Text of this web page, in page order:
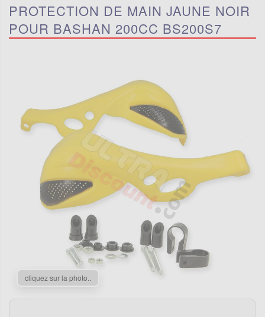
PROTECTION DE MAIN JAUNE NOIR
POUR BASHAN 200CC BS200S7
cliquez sur la photo..